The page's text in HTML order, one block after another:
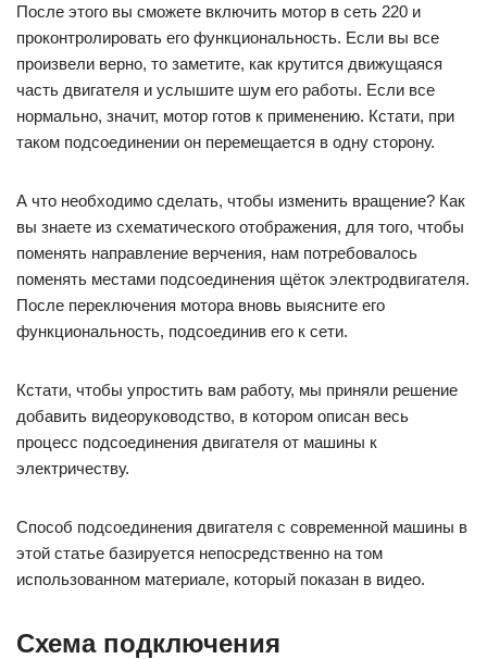
После этого вы сможете включить мотор в сеть 220 и
проконтролировать его функциональность. Если вы все
произвели верно, то заметите, как крутится движущаяся
часть двигателя и услышите шум его работы. Если все
нормально, значит, мотор готов к применению. Кстати, при
таком подсоединении он перемещается в одну сторону.
А что необходимо сделать, чтобы изменить вращение? Как
вы знаете из схематического отображения, для того, чтобы
поменять направление верчения, нам потребовалось
поменять местами подсоединения щёток электродвигателя.
После переключения мотора вновь выясните его
функциональность, подсоединив его к сети.
Кстати, чтобы упростить вам работу, мы приняли решение
добавить видеоруководство, в котором описан весь
процесс подсоединения двигателя от машины к
электричеству.
Способ подсоединения двигателя с современной машины в
этой статье базируется непосредственно на том
использованном материале, который показан в видео.
Схема подключения